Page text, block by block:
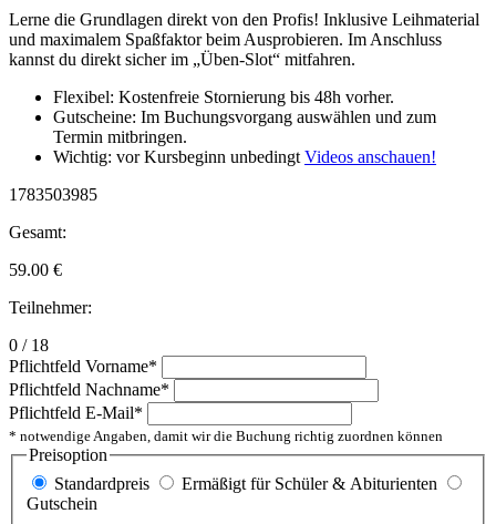
Lerne die Grundlagen direkt von den Profis! Inklusive Leihmaterial
und maximalem Spaßfaktor beim Ausprobieren. Im Anschluss
kannst du direkt sicher im „Üben-Slot“ mitfahren.
Flexibel: Kostenfreie Stornierung bis 48h vorher.
Gutscheine: Im Buchungsvorgang auswählen und zum
Termin mitbringen.
Wichtig: vor Kursbeginn unbedingt Videos anschauen!
1783503985
Gesamt:
59.00 €
Teilnehmer:
0 / 18
Pflichtfeld Vorname*
Pflichtfeld Nachname*
Pflichtfeld E-Mail*
* notwendige Angaben, damit wir die Buchung richtig zuordnen können
Preisoption
Standardpreis
Ermäßigt für Schüler & Abiturienten
Gutschein